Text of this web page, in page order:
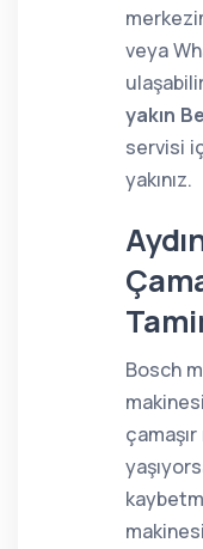
veya
yakın
servisi
yakınız.
Bosch
çamaşır